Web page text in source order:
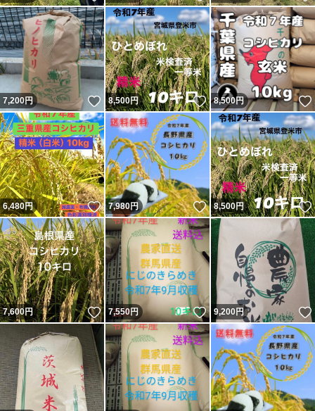
7,200円 いいね！
8,500円 いいね！
8,500円
6,480円 いいね！
7,980円 いいね！
8,500円
7,600円 いいね！
7,550円 いいね！
9,200円